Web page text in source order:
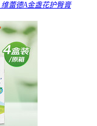
蕾德A金盏花护臀膏